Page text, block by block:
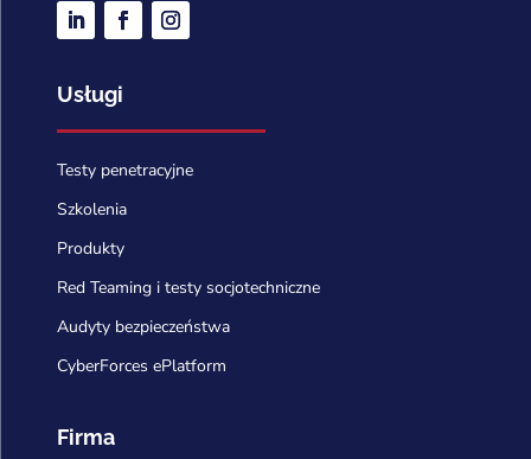
Usługi
Testy penetracyjne
Szkolenia
Produkty
Red Teaming i testy socjotechniczne
Audyty bezpieczeństwa
CyberForces ePlatform
Firma